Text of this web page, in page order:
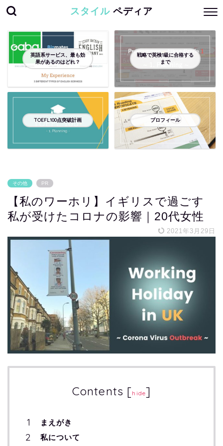
スタイル ペディア
英語系サービス、最も効
果があるのはどれ？
戦略で英検1級に合格する
まで
TOEFL100点突破計画 プロフィール
その他 PR
【私のワーホリ】イギリスで過ごす
私が受けたコロナの影響｜20代女性
2021年3月29日
Contents [hide]
まえがき
私について